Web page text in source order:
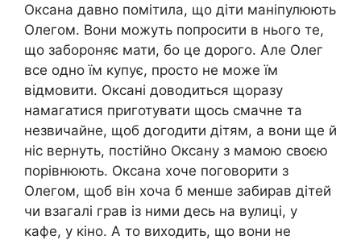
Оксана давно помітила, що діти маніпулюють
Олегом. Вони можуть попросити в нього те,
що забороняє мати, бо це дорого. Але Олег
все одно їм купує, просто не може їм
відмовити. Оксані доводиться щоразу
намагатися приготувати щось смачне та
незвичайне, щоб догодити дітям, а вони ще й
ніс вернуть, постійно Оксану з мамою своєю
порівнюють. Оксана хоче поговорити з
Олегом, щоб він хоча б менше забирав дітей
чи взагалі грав із ними десь на вулиці, у
кафе, у кіно. А то виходить, що вони не